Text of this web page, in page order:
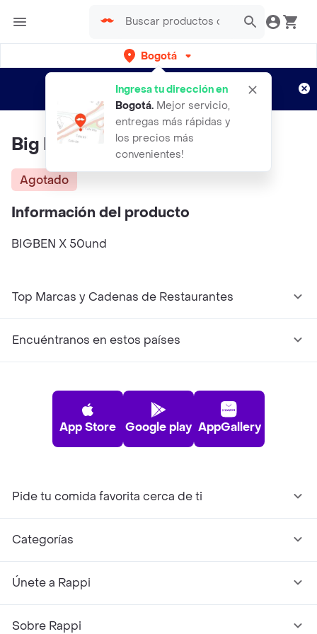
Bogotá
Ingresa tu dirección en
Bogotá. Mejor servicio,
entregas más rápidas y
los precios más
convenientes!
envíos gratis por semanas
Aplican TyC
Big Ben X 50Und
Agotado
Información del producto
BIGBEN X 50und
Top Marcas y Cadenas de Restaurantes
Encuéntranos en estos países
App Store Google play AppGallery
Pide tu comida favorita cerca de ti
Categorías
Únete a Rappi
Sobre Rappi